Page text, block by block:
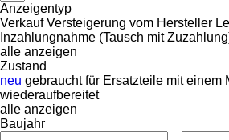
Anzeigentyp
Verkauf Versteigerung vom Hersteller
Inzahlungnahme (Tausch mit
alle anzeigen
Zustand
neu gebraucht für Ersatzteile mit einem
wiederaufbereitet
alle anzeigen
Baujahr